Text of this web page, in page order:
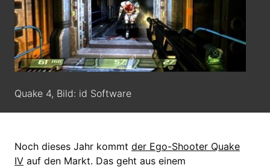
Quake 4, Bild: id Software
Noch dieses Jahr kommt der Ego-Shooter Quake
IV auf den Markt. Das geht aus einem